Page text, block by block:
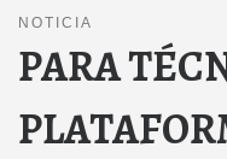
NOTICIA
PARA